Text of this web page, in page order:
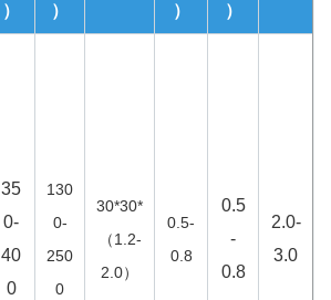
）
）
）
）
35
0-
40
0
130
0-
250
0
30*30*
（1.2-
2.0）
0.5-
0.8
0.5
-
0.8
2.0-
3.0